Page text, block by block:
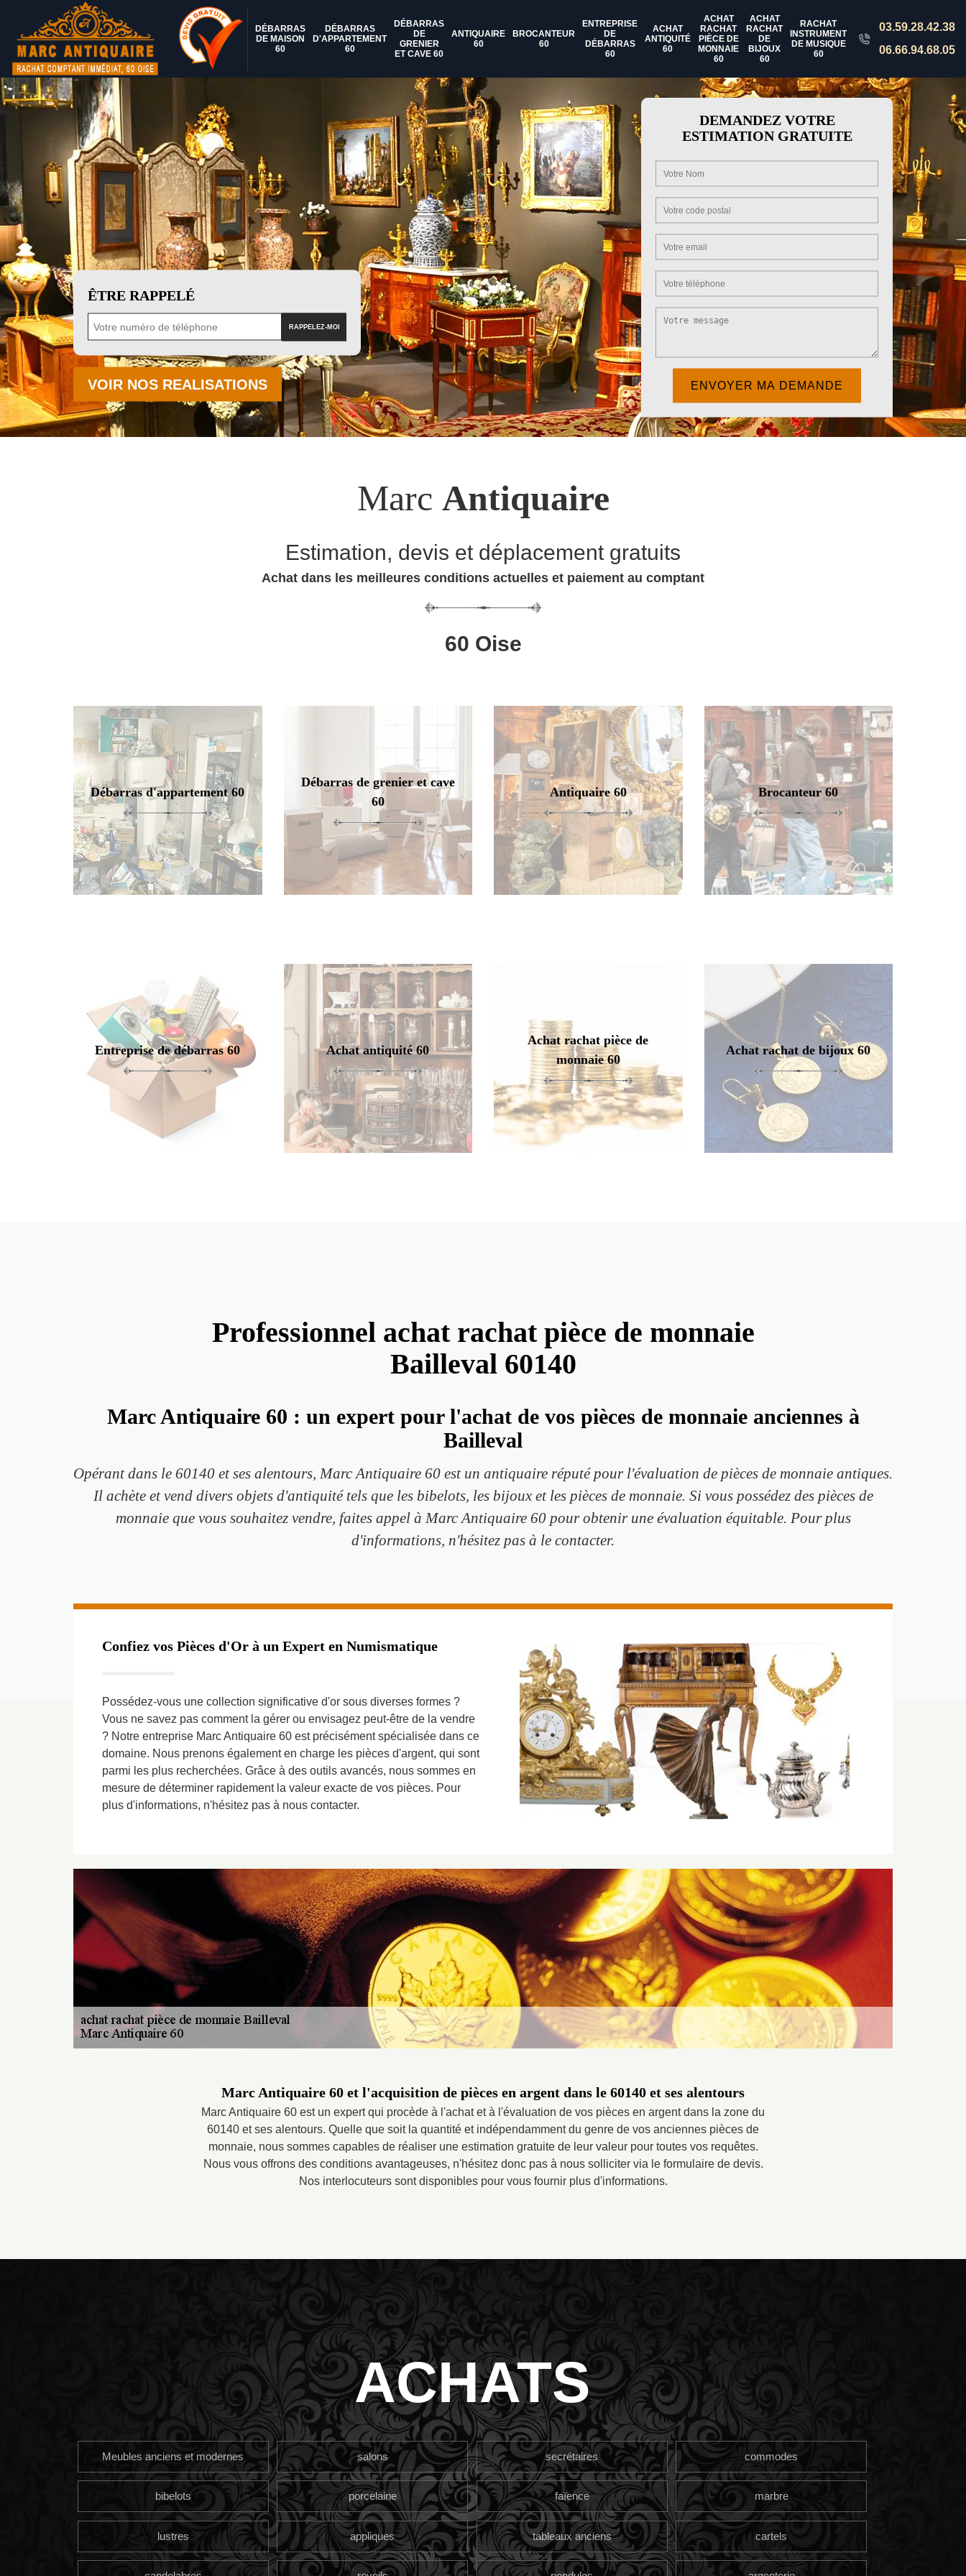
DÉBARRAS
DE MAISON
60
DÉBARRAS
D'APPARTEMENT
60
DÉBARRAS
DE
GRENIER
ET CAVE 60
ANTIQUAIRE
60
BROCANTEUR
60
ENTREPRISE
DE
DÉBARRAS
60
ACHAT
ANTIQUITÉ
60
ACHAT
RACHAT
PIÈCE DE
MONNAIE
60
ACHAT
RACHAT
DE
BIJOUX
60
RACHAT
INSTRUMENT
DE MUSIQUE
60
03.59.28.42.38
06.66.94.68.05
ÊTRE RAPPELÉ
VOIR NOS REALISATIONS
DEMANDEZ VOTRE
ESTIMATION GRATUITE
Marc Antiquaire
Estimation, devis et déplacement gratuits
Achat dans les meilleures conditions actuelles et paiement au comptant
60 Oise
Débarras d'appartement 60
Débarras de grenier et cave
60
Antiquaire 60 Brocanteur 60
Entreprise de débarras 60 Achat antiquité 60
Achat rachat pièce de
monnaie 60
Achat rachat de bijoux 60
Professionnel achat rachat pièce de monnaie
Bailleval 60140
Marc Antiquaire 60 : un expert pour l'achat de vos pièces de monnaie anciennes à
Bailleval
Opérant dans le 60140 et ses alentours, Marc Antiquaire 60 est un antiquaire réputé pour l'évaluation de pièces de monnaie antiques.
Il achète et vend divers objets d'antiquité tels que les bibelots, les bijoux et les pièces de monnaie. Si vous possédez des pièces de
monnaie que vous souhaitez vendre, faites appel à Marc Antiquaire 60 pour obtenir une évaluation équitable. Pour plus
d'informations, n'hésitez pas à le contacter.
Confiez vos Pièces d'Or à un Expert en Numismatique
Possédez-vous une collection significative d'or sous diverses formes ?
Vous ne savez pas comment la gérer ou envisagez peut-être de la vendre
? Notre entreprise Marc Antiquaire 60 est précisément spécialisée dans ce
domaine. Nous prenons également en charge les pièces d'argent, qui sont
parmi les plus recherchées. Grâce à des outils avancés, nous sommes en
mesure de déterminer rapidement la valeur exacte de vos pièces. Pour
plus d'informations, n'hésitez pas à nous contacter.
Marc Antiquaire 60 et l'acquisition de pièces en argent dans le 60140 et ses alentours
Marc Antiquaire 60 est un expert qui procède à l'achat et à l'évaluation de vos pièces en argent dans la zone du
60140 et ses alentours. Quelle que soit la quantité et indépendamment du genre de vos anciennes pièces de
monnaie, nous sommes capables de réaliser une estimation gratuite de leur valeur pour toutes vos requêtes.
Nous vous offrons des conditions avantageuses, n'hésitez donc pas à nous solliciter via le formulaire de devis.
Nos interlocuteurs sont disponibles pour vous fournir plus d'informations.
ACHATS
Meubles anciens et modernes salons secrétaires commodes
bibelots porcelaine faïence marbre
lustres appliques tableaux anciens cartels